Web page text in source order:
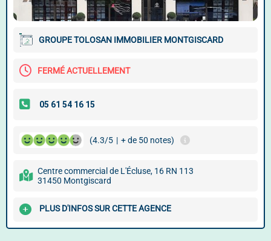
GROUPE TOLOSAN IMMOBILIER MONTGISCARD
FERMÉ ACTUELLEMENT
(4.3/5 | + de 50 notes)
Centre commercial de L'Écluse, 16 RN 113
31450 Montgiscard
PLUS D'INFOS SUR CETTE AGENCE